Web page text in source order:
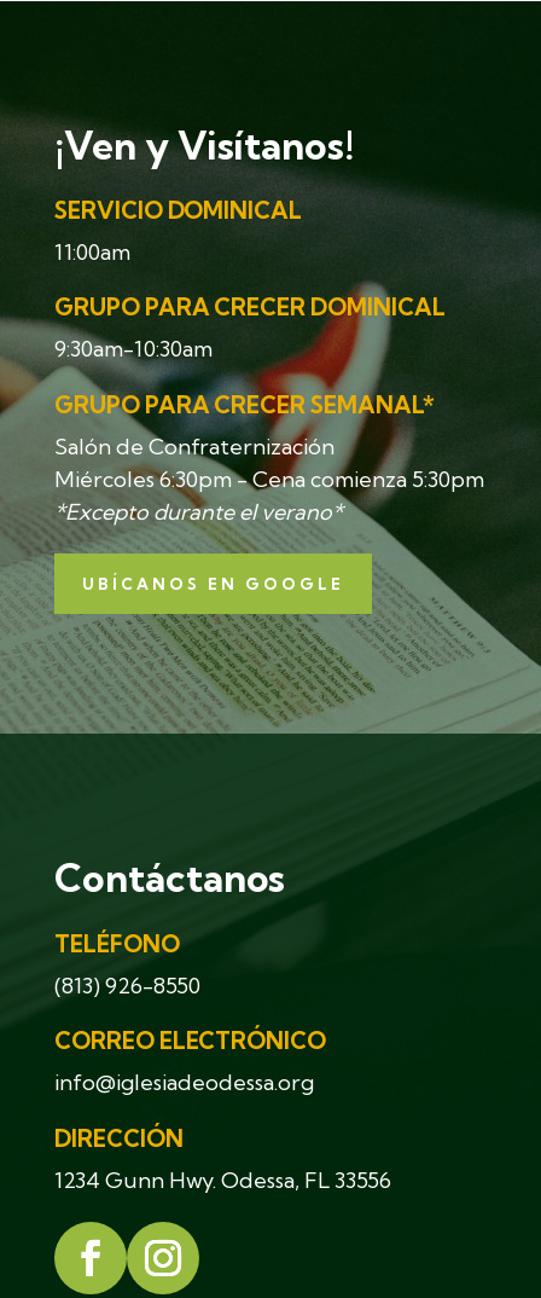
¡Ven y Visítanos!
SERVICIO DOMINICAL
11:00am
GRUPO PARA CRECER DOMINICAL
9:30am-10:30am
GRUPO PARA CRECER SEMANAL*
Salón de Confraternización
Miércoles 6:30pm - Cena comienza 5:30pm
*Excepto durante el verano*
UBÍCANOS EN GOOGLE
Contáctanos
TELÉFONO
(813) 926-8550
CORREO ELECTRÓNICO
info@iglesiadeodessa.org
DIRECCIÓN
1234 Gunn Hwy. Odessa, FL 33556